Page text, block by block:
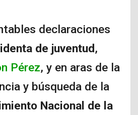
declaraciones
de juventud,
Pérez, y en aras de la
y búsqueda de la
Nacional de la